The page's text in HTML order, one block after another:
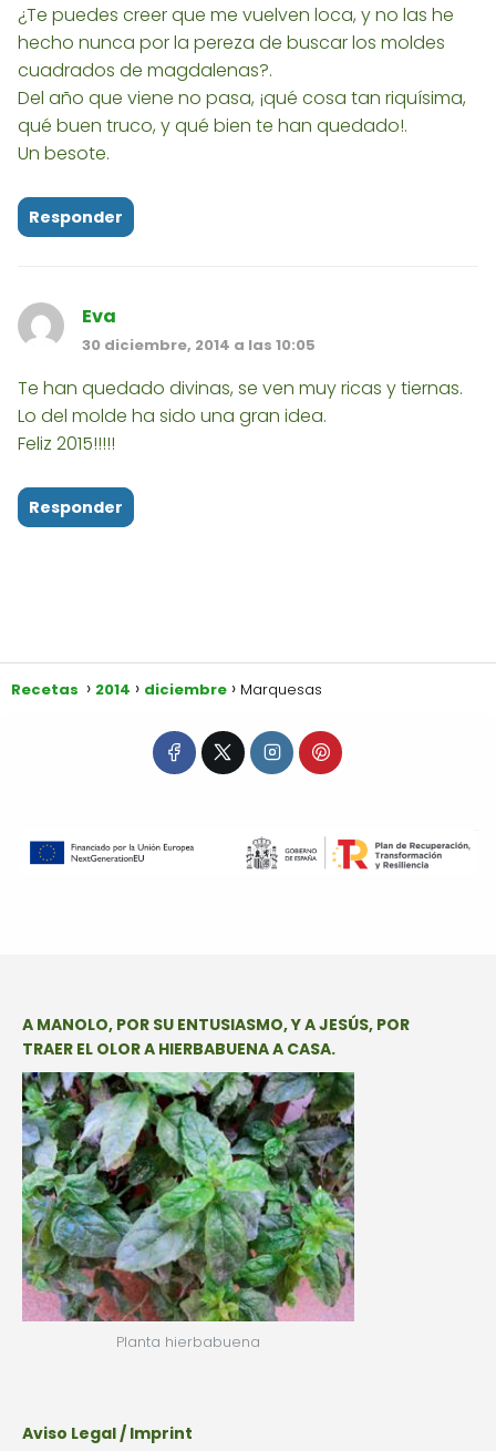
¿Te puedes creer que me vuelven loca, y no las he
hecho nunca por la pereza de buscar los moldes
cuadrados de magdalenas?.
Del año que viene no pasa, ¡qué cosa tan riquísima,
qué buen truco, y qué bien te han quedado!.
Un besote.
Responder
Eva
30 diciembre, 2014 a las 10:05
Te han quedado divinas, se ven muy ricas y tiernas.
Lo del molde ha sido una gran idea.
Feliz 2015!!!!!
Responder
Recetas 2014 diciembre Marquesas
A MANOLO, POR SU ENTUSIASMO, Y A JESÚS, POR
TRAER EL OLOR A HIERBABUENA A CASA.
Planta hierbabuena
Aviso Legal / Imprint